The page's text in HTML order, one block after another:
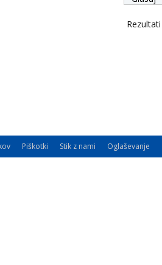
Rezultati
Piškotki Stik z nami Oglaševanje